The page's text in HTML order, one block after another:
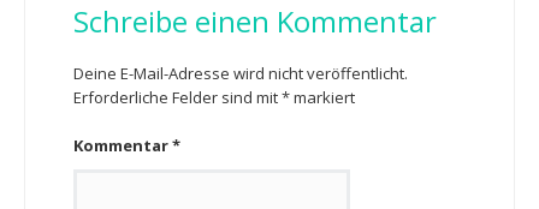
Schreibe einen Kommentar
Deine E-Mail-Adresse wird nicht veröffentlicht.
Erforderliche Felder sind mit*markiert
Kommentar*